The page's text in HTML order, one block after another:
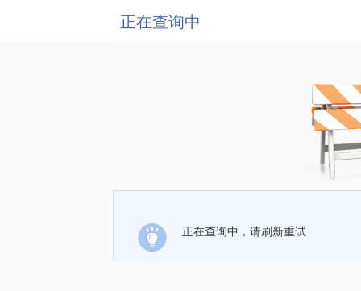
正在查询中
正在查询中，请刷新重试